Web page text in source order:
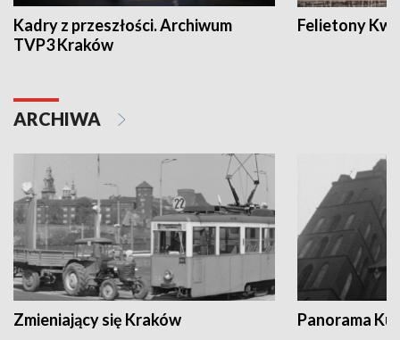
Kadry z przeszłości. Archiwum
TVP3 Kraków
Felietony
ARCHIWA
Zmieniający się Kraków Panorama